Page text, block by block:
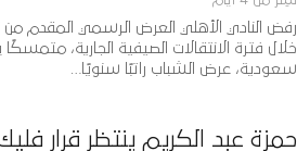
رفض النادي الأهلي العرض الرسمي المقدم من
خلال فترة الانتقالات الصيفية الجارية،
سعودية، عرض الشباب راتبًا سنويًا…
حمزة عبد الكريم ينتظر قرار